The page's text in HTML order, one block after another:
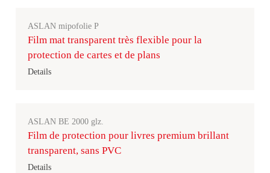
ASLAN mipofolie P
Film mat transparent très flexible pour la
protection de cartes et de plans
Details
ASLAN BE 2000 glz.
Film de protection pour livres premium brillant
transparent, sans PVC
Details